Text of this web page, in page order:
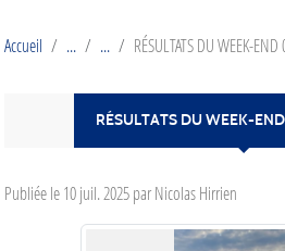
Accueil RÉSULTATS DU WEEK-
RÉSULTATS DU WEEK-
Publiée le10 juil. 2025par Nicolas Hirrien